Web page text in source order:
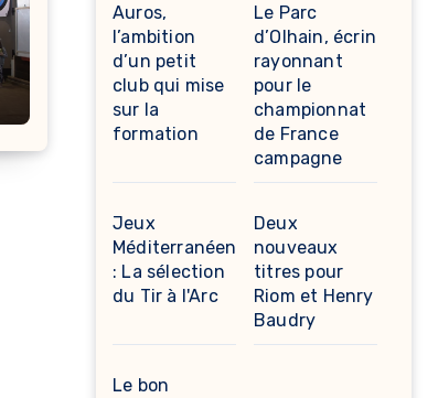
Auros,
l’ambition
d’un petit
club qui mise
sur la
formation
Le Parc
d’Olhain, écrin
rayonnant
pour le
championnat
de France
campagne
Jeux
Méditerranéens
: La sélection
du Tir à l'Arc
Deux
nouveaux
titres pour
Riom et Henry
Baudry
Le bon